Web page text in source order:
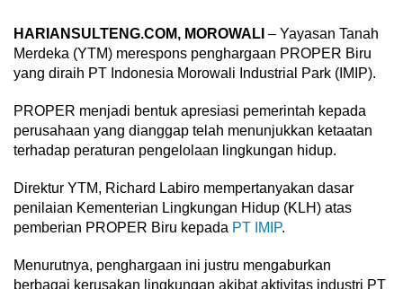
HARIANSULTENG.COM, MOROWALI – Yayasan Tanah
Merdeka (YTM) merespons penghargaan PROPER Biru
yang diraih PT Indonesia Morowali Industrial Park (IMIP).
PROPER menjadi bentuk apresiasi pemerintah kepada
perusahaan yang dianggap telah menunjukkan ketaatan
terhadap peraturan pengelolaan lingkungan hidup.
Direktur YTM, Richard Labiro mempertanyakan dasar
penilaian Kementerian Lingkungan Hidup (KLH) atas
pemberian PROPER Biru kepada PT IMIP.
Menurutnya, penghargaan ini justru mengaburkan
berbagai kerusakan lingkungan akibat aktivitas industri PT